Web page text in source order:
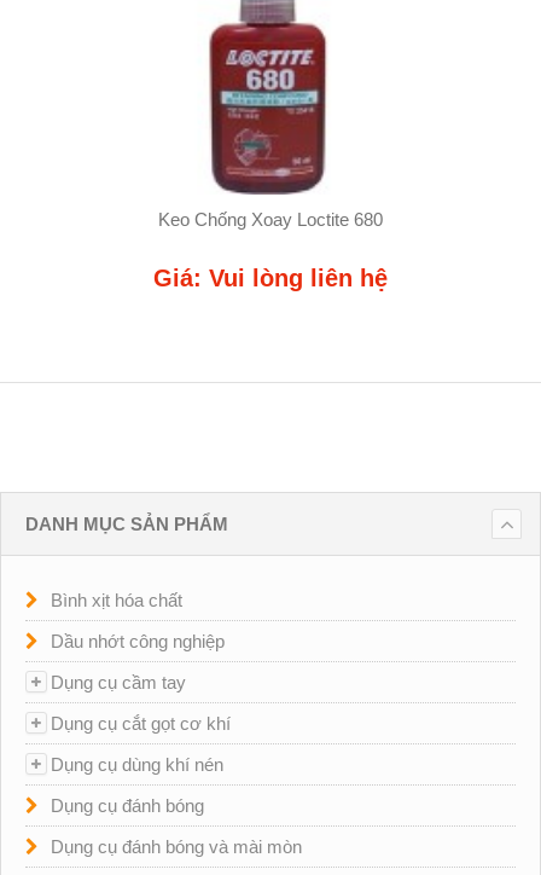
Keo Chống Xoay Loctite 680
Giá: Vui lòng liên hệ
DANH MỤC SẢN PHẨM
Bình xịt hóa chất
Dầu nhớt công nghiệp
Dụng cụ cầm tay
Dụng cụ cắt gọt cơ khí
Dụng cụ dùng khí nén
Dụng cụ đánh bóng
Dụng cụ đánh bóng và mài mòn